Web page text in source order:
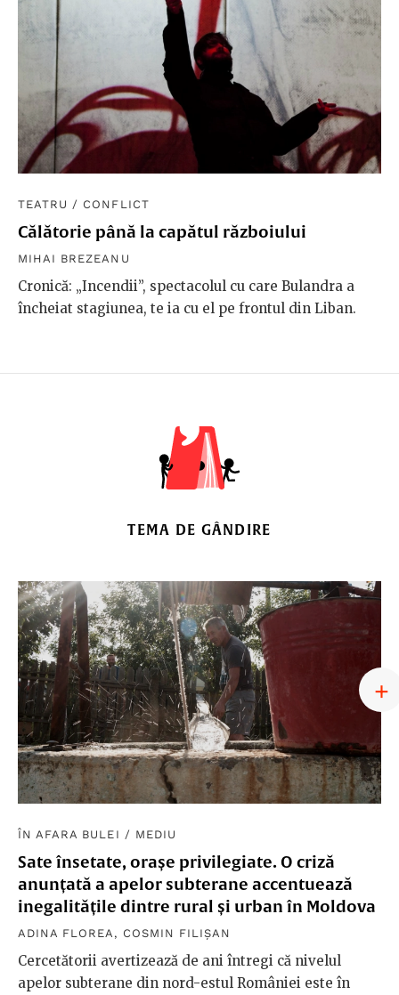
TEATRU / CONFLICT
Călătorie până la capătul războiului
MIHAI BREZEANU
Cronică: „Incendii”, spectacolul cu care Bulandra a
încheiat stagiunea, te ia cu el pe frontul din Liban.
TEMA DE GÂNDIRE
ÎN AFARA BULEI / MEDIU
Sate însetate, orașe privilegiate. O criză
anunțată a apelor subterane accentuează
inegalitățile dintre rural și urban în Moldova
ADINA FLOREA , COSMIN FILIȘAN
Cercetătorii avertizează de ani întregi că nivelul
apelor subterane din nord-estul României este în